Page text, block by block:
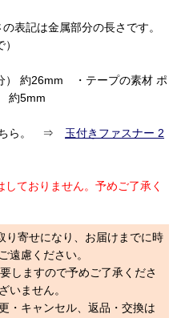
表記は金属部分の長さです。
） 約26mm ・テープの素材 ポ
約5mm
ちら。 ⇒ 玉付きファスナー 2
ておりません。予めご了承く
り寄せになり、お届けまでに時
遠慮ください。
しますので予めご了承くださ
いません。
・キャンセル、返品・交換は